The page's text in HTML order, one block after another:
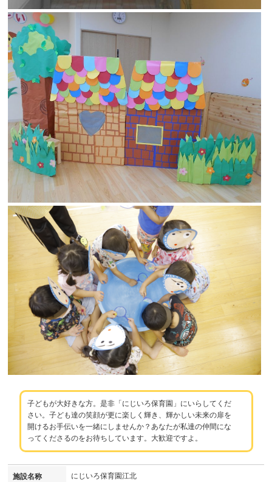
子どもが大好きな方。是非「にじいろ保育園」にいらしてくだ
さい。子ども達の笑顔が更に楽しく輝き、輝かしい未来の扉を
開けるお手伝いを一緒にしませんか？あなたが私達の仲間にな
ってくださるのをお待ちしています。大歓迎ですよ。
施設名称 にじいろ保育園江北